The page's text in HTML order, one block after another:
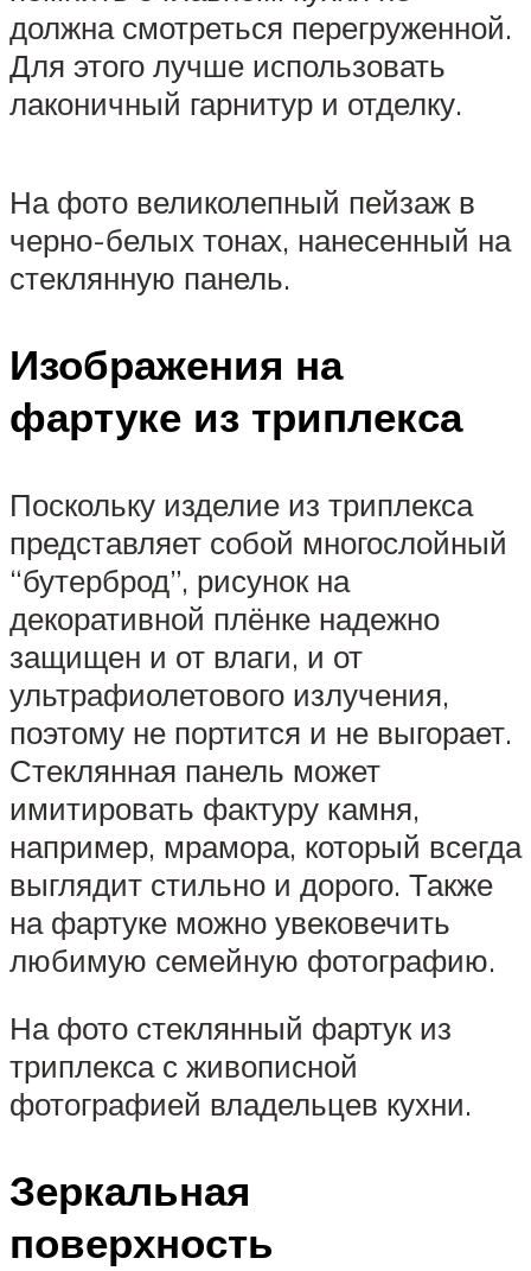
должна смотреться перегруженной.
Для этого лучше использовать
лаконичный гарнитур и отделку.
На фото великолепный пейзаж в
черно-белых тонах, нанесенный на
стеклянную панель.
Изображения на
фартуке из триплекса
Поскольку изделие из триплекса
представляет собой многослойный
“бутерброд”, рисунок на
декоративной плёнке надежно
защищен и от влаги, и от
ультрафиолетового излучения,
поэтому не портится и не выгорает.
Стеклянная панель может
имитировать фактуру камня,
например, мрамора, который всегда
выглядит стильно и дорого. Также
на фартуке можно увековечить
любимую семейную фотографию.
На фото стеклянный фартук из
триплекса с живописной
фотографией владельцев кухни.
Зеркальная
поверхность